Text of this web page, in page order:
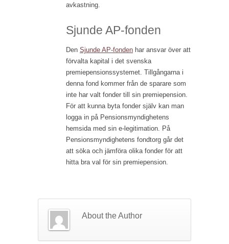
avkastning.
Sjunde AP-fonden
Den Sjunde AP-fonden har ansvar över att
förvalta kapital i det svenska
premiepensionssystemet. Tillgångarna i
denna fond kommer från de sparare som
inte har valt fonder till sin premiepension.
För att kunna byta fonder själv kan man
logga in på Pensionsmyndighetens
hemsida med sin e-legitimation. På
Pensionsmyndighetens fondtorg går det
att söka och jämföra olika fonder för att
hitta bra val för sin premiepension.
About the Author